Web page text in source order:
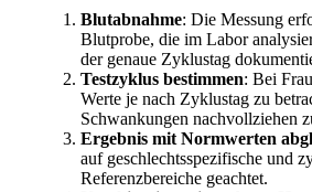
Blutabnahme: Die Messung
Blutprobe, die im Labor
der genaue Zyklustag
Testzyklus bestimmen: Bei
Werte je nach Zyklustag zu
Schwankungen nachvollziehen
Ergebnis mit Normwerten
auf geschlechtsspezifische und
Referenzbereiche geachtet.